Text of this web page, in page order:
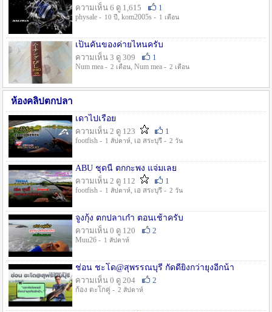
ความเห็น 6 ดู 1,615
1
physale - 10 ปี , kom2005s - 1 เดือน
เป็นคันของค่ายไหนครับ
ความเห็น 3 ดู 309
1
Num mea - 2 เดือน, Num mea - 2 เดือน
ห้องคลิปตกปลา
เดาไปเรื่อย
ความเห็น 2 ดู 123
1
footfish - 1 สัปดาห์, เอ สระบุรี - 2 วัน
ABU ชุดนี้ ตกกะพง แจ่มเลย
ความเห็น 2 ดู 112
1
footfish - 1 สัปดาห์, เอ สระบุรี - 2 วัน
จูงกุ้ง ตกปลาเก๋า ตอนเช้าครับ
ความเห็น 0 ดู 120
2
Muu26 - 1 สัปดาห์
ช่อน ชะโด@สุพรรณบุรี กัดดียิ่งกว่ายุงอีกน้า
ความเห็น 0 ดู 204
2
ก้อง ตะโกคู่ - 2 สัปดาห์